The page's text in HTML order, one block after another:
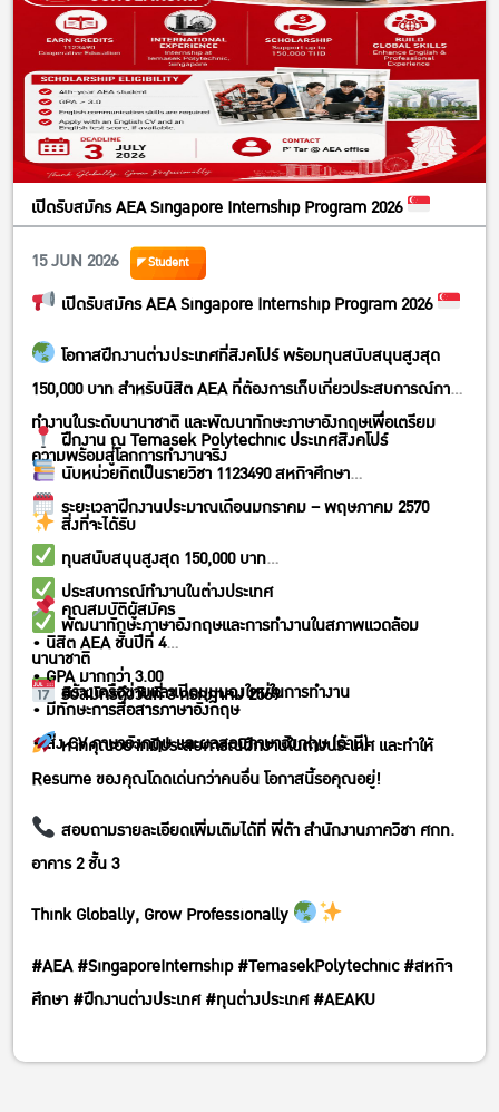
เปิดรับสมัคร AEA Singapore Internship Program 2026
15 JUN 2026
Student
เปิดรับสมัคร AEA Singapore Internship Program 2026
โอกาสฝึกงานต่างประเทศที่สิงคโปร์ พร้อมทุนสนับสนุนสูงสุด
150,000 บาท สำหรับนิสิต AEA ที่ต้องการเก็บเกี่ยวประสบการณ์การ
ทำงานในระดับนานาชาติ และพัฒนาทักษะภาษาอังกฤษเพื่อเตรียม
ความพร้อมสู่โลกการทำงานจริง
ฝึกงาน ณ Temasek Polytechnic ประเทศสิงคโปร์
นับหน่วยกิตเป็นรายวิชา 1123490 สหกิจศึกษา
ระยะเวลาฝึกงานประมาณเดือนมกราคม – พฤษภาคม 2570
สิ่งที่จะได้รับ
ทุนสนับสนุนสูงสุด 150,000 บาท
ประสบการณ์ทำงานในต่างประเทศ
พัฒนาทักษะภาษาอังกฤษและการทำงานในสภาพแวดล้อม
นานาชาติ
สร้างเครือข่ายและเปิดมุมมองใหม่ในการทำงาน
คุณสมบัติผู้สมัคร
• นิสิต AEA ชั้นปีที่ 4
• GPA มากกว่า 3.00
• มีทักษะการสื่อสารภาษาอังกฤษ
• ส่ง CV ภาษาอังกฤษ และผลสอบภาษาอังกฤษ (ถ้ามี)
รับสมัครถึงวันที่ 3 กรกฎาคม 2569
หากคุณอยากมีประสบการณ์ฝึกงานในต่างประเทศ และทำให้
Resume ของคุณโดดเด่นกว่าคนอื่น โอกาสนี้รอคุณอยู่!
สอบถามรายละเอียดเพิ่มเติมได้ที่ พี่ต้า สำนักงานภาควิชา ศกท.
อาคาร 2 ชั้น 3
Think Globally, Grow Professionally
#AEA #SingaporeInternship #TemasekPolytechnic #สหกิจ
ศึกษา #ฝึกงานต่างประเทศ #ทุนต่างประเทศ #AEAKU